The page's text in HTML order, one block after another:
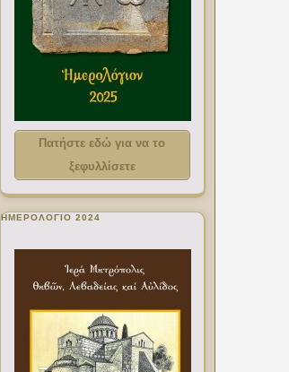
Πατήστε εδώ για να το
ξεφυλλίσετε
ΗΜΕΡΟΛΟΓΙΟ 2024